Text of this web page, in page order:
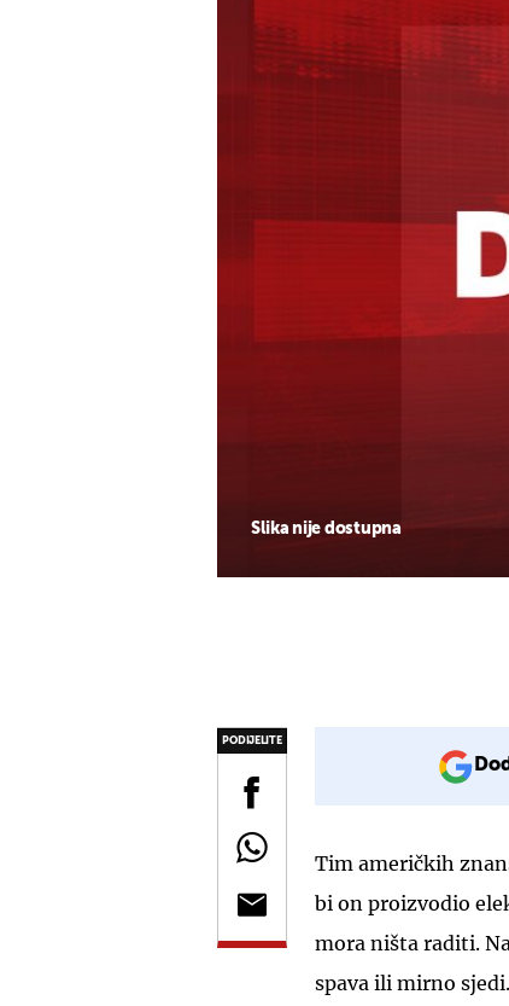
Slika nije dostupna
PODIJELITE
Tim američkih
bi on proizvodio
mora ništa raditi.
spava ili mirno sjedi.